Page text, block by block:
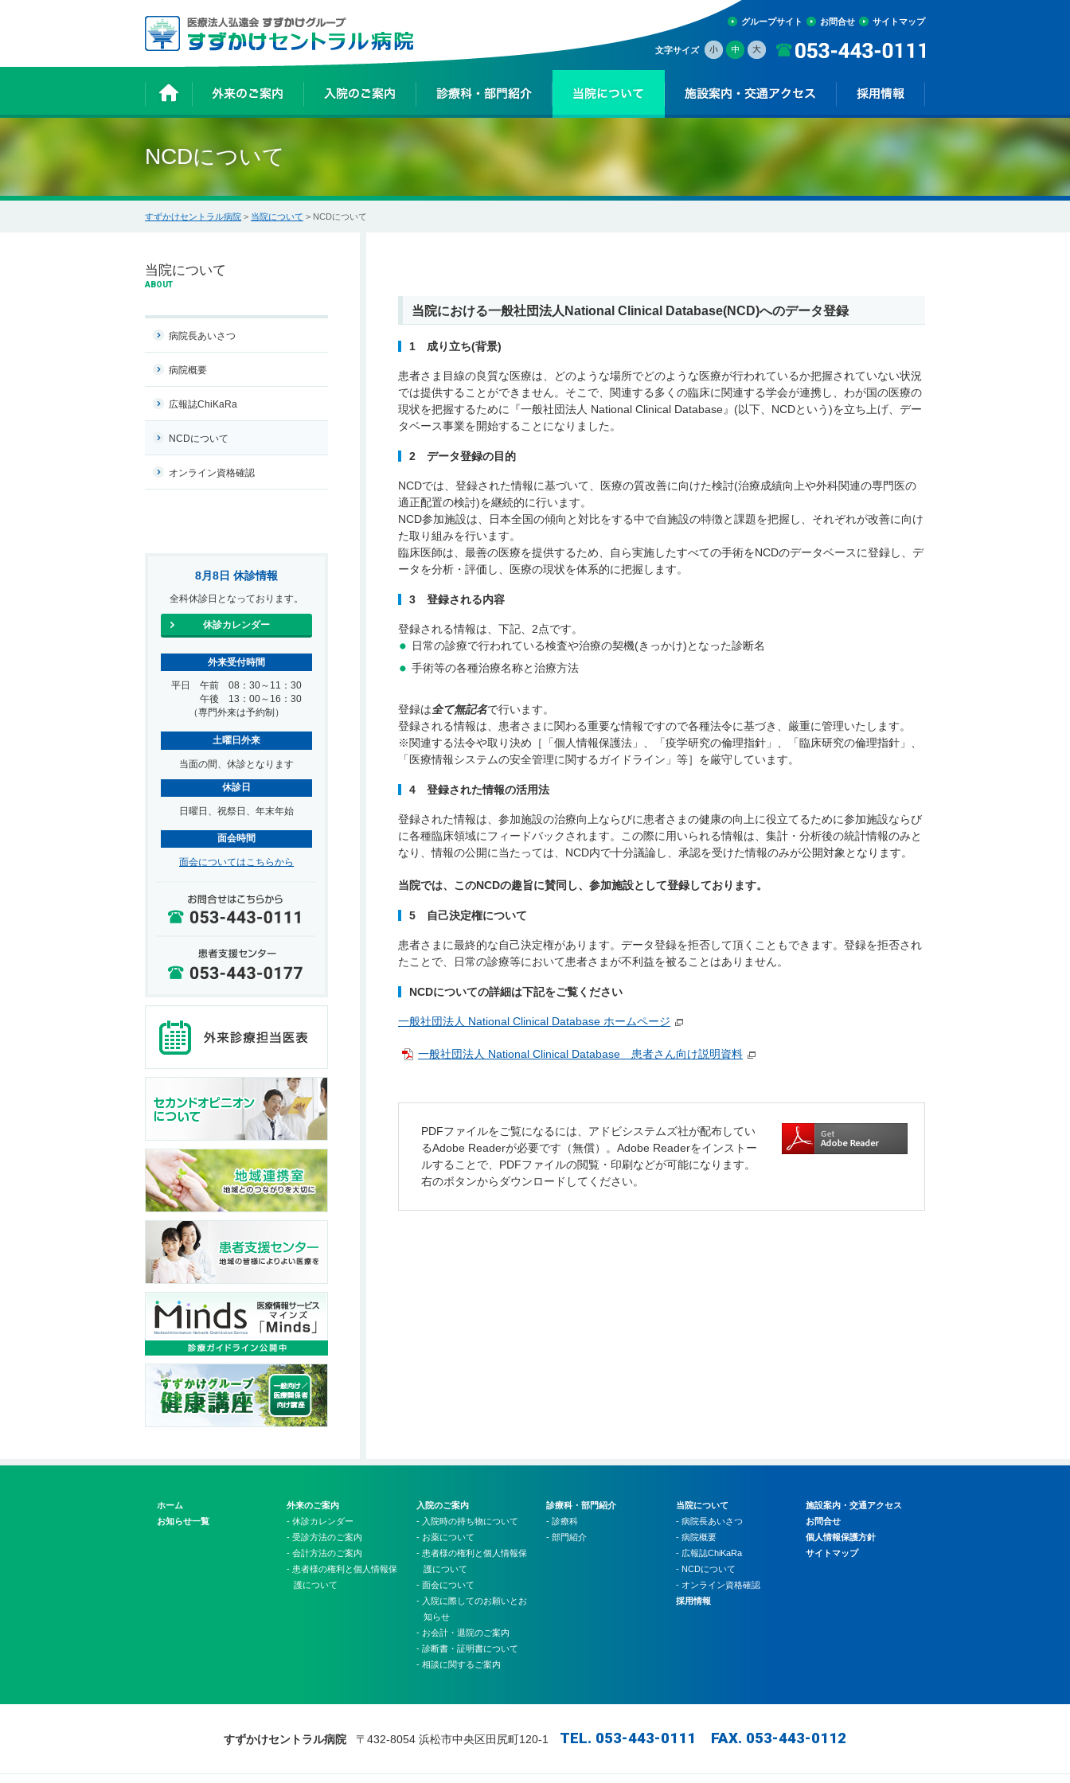
グループサイト お問合せ サイトマップ
文字サイズ
NCDについて
すずかけセントラル病院 > 当院について > NCDについて
当院における一般社団法人National Clinical Database(NCD)へのデータ登録
1 成り立ち(背景)
患者さま目線の良質な医療は、どのような場所でどのような医療が行われているか把握されていない状況
では提供することができません。そこで、関連する多くの臨床に関連する学会が連携し、わが国の医療の
現状を把握するために『一般社団法人 National Clinical Database』(以下、NCDという)を立ち上げ、デー
タベース事業を開始することになりました。
2 データ登録の目的
NCDでは、登録された情報に基づいて、医療の質改善に向けた検討(治療成績向上や外科関連の専門医の
適正配置の検討)を継続的に行います。
NCD参加施設は、日本全国の傾向と対比をする中で自施設の特徴と課題を把握し、それぞれが改善に向け
た取り組みを行います。
臨床医師は、最善の医療を提供するため、自ら実施したすべての手術をNCDのデータベースに登録し、デ
ータを分析・評価し、医療の現状を体系的に把握します。
3 登録される内容
登録される情報は、下記、2点です。
日常の診療で行われている検査や治療の契機(きっかけ)となった診断名
手術等の各種治療名称と治療方法
登録は全て無記名で行います。
登録される情報は、患者さまに関わる重要な情報ですので各種法令に基づき、厳重に管理いたします。
※関連する法令や取り決め［「個人情報保護法」、「疫学研究の倫理指針」、「臨床研究の倫理指針」、
「医療情報システムの安全管理に関するガイドライン」等］を厳守しています。
4 登録された情報の活用法
登録された情報は、参加施設の治療向上ならびに患者さまの健康の向上に役立てるために参加施設ならび
に各種臨床領域にフィードバックされます。この際に用いられる情報は、集計・分析後の統計情報のみと
なり、情報の公開に当たっては、NCD内で十分議論し、承認を受けた情報のみが公開対象となります。
当院では、このNCDの趣旨に賛同し、参加施設として登録しております。
5 自己決定権について
患者さまに最終的な自己決定権があります。データ登録を拒否して頂くこともできます。登録を拒否され
たことで、日常の診療等において患者さまが不利益を被ることはありません。
NCDについての詳細は下記をご覧ください
一般社団法人 National Clinical Database ホームページ
一般社団法人 National Clinical Database 患者さん向け説明資料
PDFファイルをご覧になるには、アドビシステムズ社が配布してい
るAdobe Readerが必要です（無償）。Adobe Readerをインストー
ルすることで、PDFファイルの閲覧・印刷などが可能になります。
右のボタンからダウンロードしてください。
当院について
ABOUT
病院長あいさつ
病院概要
広報誌ChiKaRa
NCDについて
オンライン資格確認
8月8日 休診情報
全科休診日となっております。
休診カレンダー
外来受付時間
平日 午前 08：30～11：30
午後 13：00～16：30
（専門外来は予約制）
土曜日外来
当面の間、休診となります
休診日
日曜日、祝祭日、年末年始
面会時間
面会についてはこちらから
ホーム
お知らせ一覧
外来のご案内
- 休診カレンダー
- 受診方法のご案内
- 会計方法のご案内
- 患者様の権利と個人情報保
護について
入院のご案内
- 入院時の持ち物について
- お薬について
- 患者様の権利と個人情報保
護について
- 面会について
- 入院に際してのお願いとお
知らせ
- お会計・退院のご案内
- 診断書・証明書について
- 相談に関するご案内
診療科・部門紹介
- 診療科
- 部門紹介
当院について
- 病院長あいさつ
- 病院概要
- 広報誌ChiKaRa
- NCDについて
- オンライン資格確認
採用情報
施設案内・交通アクセス
お問合せ
個人情報保護方針
サイトマップ
すずかけセントラル病院 〒432-8054 浜松市中央区田尻町120-1 TEL. 053-443-0111 FAX. 053-443-0112